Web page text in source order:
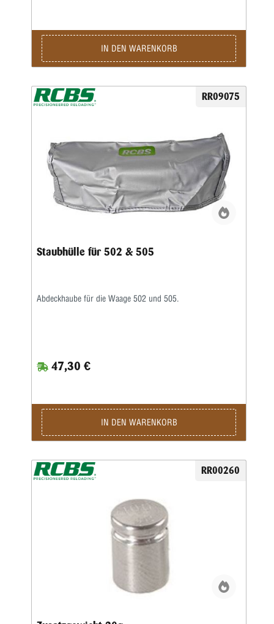
IN DEN WARENKORB
RR09075
Staubhülle für 502 & 505
Abdeckhaube für die Waage 502 und 505.
47,30 €
IN DEN WARENKORB
RR00260